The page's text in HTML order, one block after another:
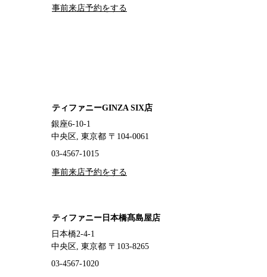
事前来店予約をする
ティファニーGINZA SIX店
銀座6-10-1
中央区, 東京都 〒104-0061
03-4567-1015
事前来店予約をする
ティファニー日本橋髙島屋店
日本橋2-4-1
中央区, 東京都 〒103-8265
03-4567-1020